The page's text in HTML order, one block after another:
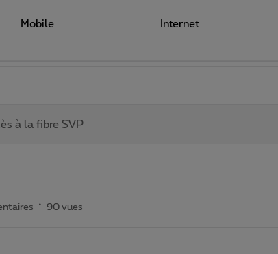
Mobile Internet
à la fibre SVP
90 vues